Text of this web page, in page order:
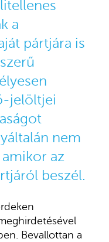
a
pártjára is
jelöltjei
nem
az
beszél.
Bevallottan a